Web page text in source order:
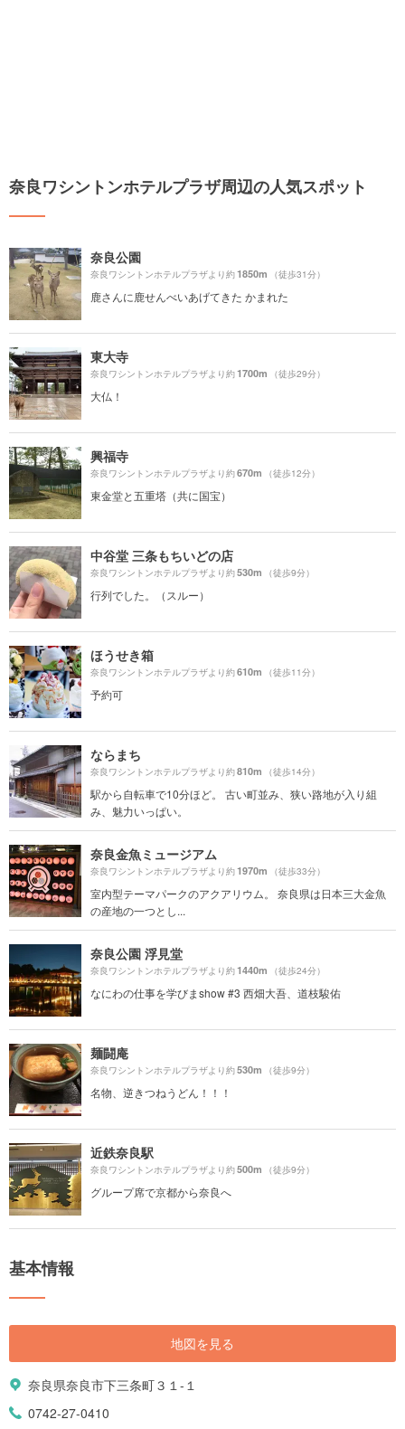
奈良ワシントンホテルプラザ周辺の人気スポット
奈良公園
奈良ワシントンホテルプラザより約1850m （徒歩31分）
鹿さんに鹿せんべいあげてきた かまれた
東大寺
奈良ワシントンホテルプラザより約1700m （徒歩29分）
大仏！
興福寺
奈良ワシントンホテルプラザより約670m （徒歩12分）
東金堂と五重塔（共に国宝）
中谷堂 三条もちいどの店
奈良ワシントンホテルプラザより約530m （徒歩9分）
行列でした。（スルー）
ほうせき箱
奈良ワシントンホテルプラザより約610m （徒歩11分）
予約可
ならまち
奈良ワシントンホテルプラザより約810m （徒歩14分）
駅から自転車で10分ほど。 古い町並み、狭い路地が入り組
み、魅力いっぱい。
奈良金魚ミュージアム
奈良ワシントンホテルプラザより約1970m （徒歩33分）
室内型テーマパークのアクアリウム。 奈良県は日本三大金魚
の産地の一つとし...
奈良公園 浮見堂
奈良ワシントンホテルプラザより約1440m （徒歩24分）
なにわの仕事を学びまshow #3 西畑大吾、道枝駿佑
麺闘庵
奈良ワシントンホテルプラザより約530m （徒歩9分）
名物、逆きつねうどん！！！
近鉄奈良駅
奈良ワシントンホテルプラザより約500m （徒歩9分）
グループ席で京都から奈良へ
基本情報
地図を見る
奈良県奈良市下三条町３１-１
0742-27-0410